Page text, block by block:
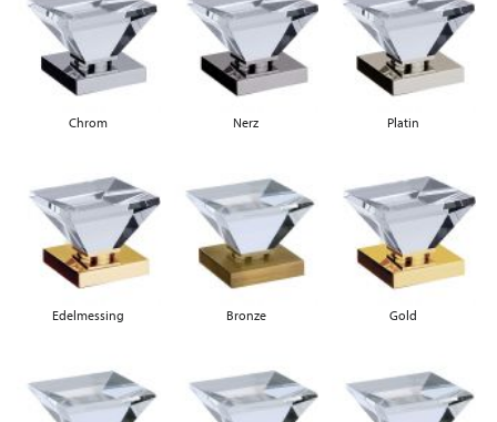
Chrom Nerz Platin
Edelmessing Bronze Gold